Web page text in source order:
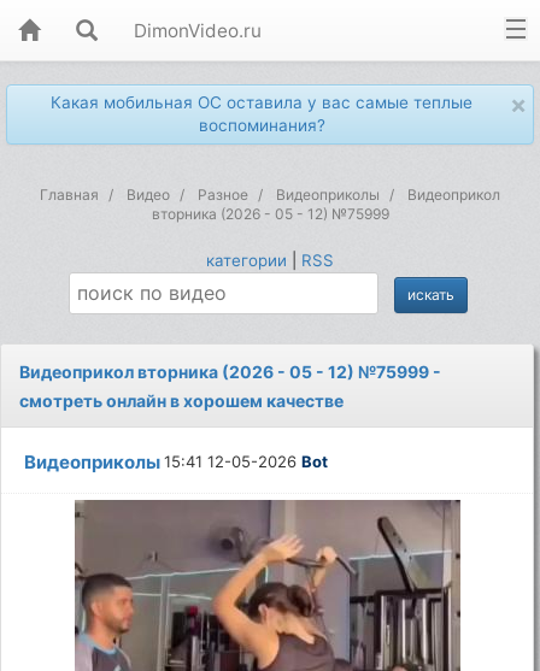
DimonVideo.ru
×
Какая мобильная ОС оставила у вас самые теплые
воспоминания?
Главная Видео Разное Видеоприколы
Видеоприкол
вторника (2026 - 05 - 12) №75999
категории RSS
Видеоприкол вторника (2026 - 05 - 12) №75999 -
смотреть онлайн в хорошем качестве
Видеоприколы15:41 12-05-2026Bot